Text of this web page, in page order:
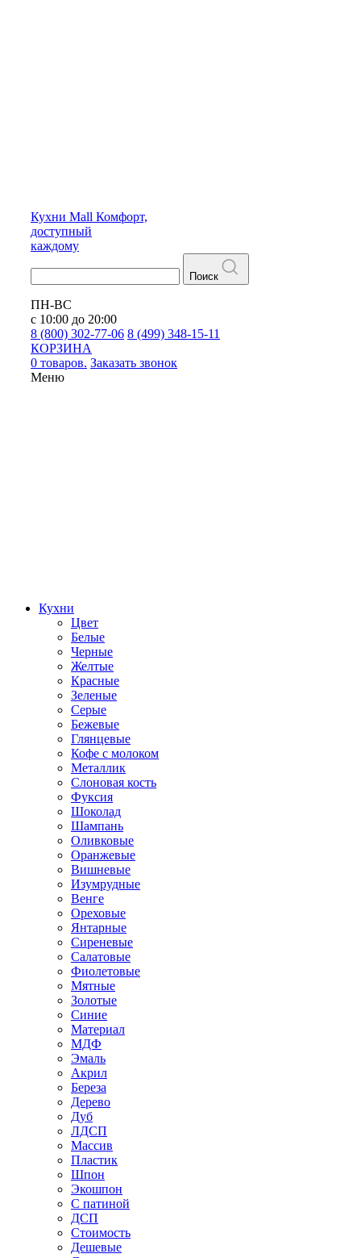
Кухни Mall Комфорт,
доступный
каждому
Поиск
ПН-ВС
с 10:00 до 20:00
8 (800) 302-77-06 8 (499) 348-15-11
КОРЗИНА
0 товаров. Заказать звонок
Меню
Кухни
Цвет
Белые
Черные
Желтые
Красные
Зеленые
Серые
Бежевые
Глянцевые
Кофе с молоком
Металлик
Слоновая кость
Фуксия
Шоколад
Шампань
Оливковые
Оранжевые
Вишневые
Изумрудные
Венге
Ореховые
Янтарные
Сиреневые
Салатовые
Фиолетовые
Мятные
Золотые
Синие
Материал
МДФ
Эмаль
Акрил
Береза
Дерево
Дуб
ЛДСП
Массив
Пластик
Шпон
Экошпон
С патиной
ДСП
Стоимость
Дешевые